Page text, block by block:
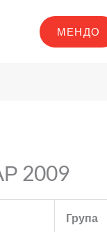
МЕНДО
2009
Група